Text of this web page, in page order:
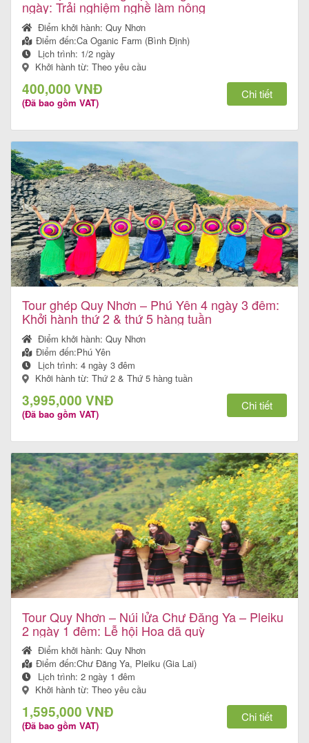
ngày: Trải nghiệm nghề làm nông
Điểm khởi hành:Quy Nhơn
Điểm đến:Ca Oganic Farm (Bình Định)
Lịch trình: 1/2 ngày
Khởi hành từ: Theo yêu cầu
400,000 VNĐ
(Đã bao gồm VAT)
Chi tiết
Tour ghép Quy Nhơn – Phú Yên 4 ngày 3 đêm:
Khởi hành thứ 2 & thứ 5 hàng tuần
Điểm khởi hành:Quy Nhơn
Điểm đến:Phú Yên
Lịch trình:4 ngày 3 đêm
Khởi hành từ: Thứ 2 & Thứ 5 hàng tuần
3,995,000 VNĐ
(Đã bao gồm VAT)
Chi tiết
Tour Quy Nhơn – Núi lửa Chư Đăng Ya – Pleiku
2 ngày 1 đêm: Lễ hội Hoa dã quỳ
Điểm khởi hành:Quy Nhơn
Điểm đến:Chư Đăng Ya, Pleiku (Gia Lai)
Lịch trình:2 ngày 1 đêm
Khởi hành từ: Theo yêu cầu
1,595,000 VNĐ
(Đã bao gồm VAT)
Chi tiết